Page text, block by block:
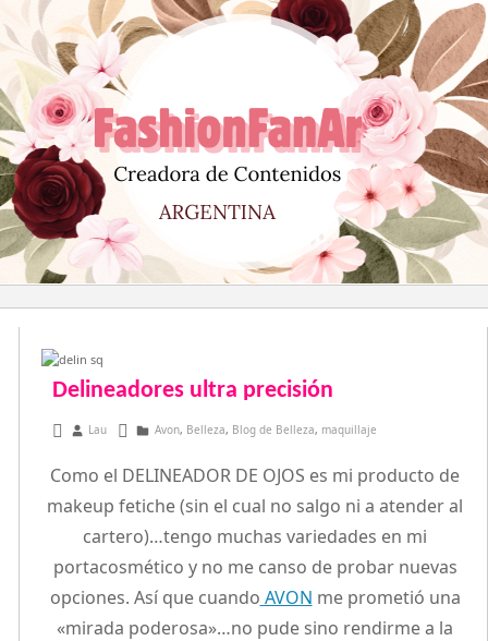
al
contenido
Delineadores ultra precisión
octubre 28, 2015
Lau Avon, Belleza, Blog de Belleza, maquillaje
Como el DELINEADOR DE OJOS es mi producto de
makeup fetiche (sin el cual no salgo ni a atender al
cartero)…tengo muchas variedades en mi
portacosmético y no me canso de probar nuevas
opciones. Así que cuando AVON me prometió una
«mirada poderosa»…no pude sino rendirme a la